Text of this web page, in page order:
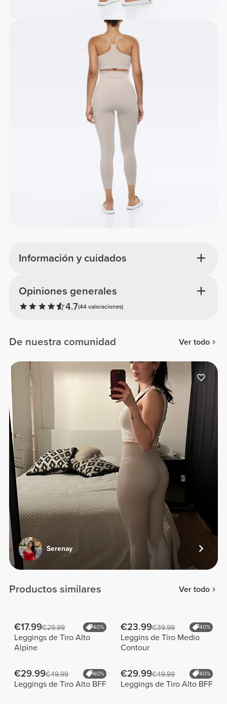
Información y cuidados
Opiniones generales
4.7(44 valoraciones)
De nuestra comunidad Ver todo
Serenay
Productos similares Ver todo
€17.99€29.99 40%
Leggings de Tiro Alto
Alpine
€23.99€39.99 40%
Leggins de Tiro Medio
Contour
€29.99€49.99 40%
Leggings de Tiro Alto BFF
€29.99€49.99 40%
Leggings de Tiro Alto BFF